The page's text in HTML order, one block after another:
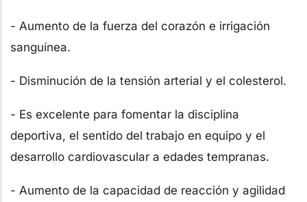
- Aumento de la fuerza del corazón e irrigación
sanguínea.
- Disminución de la tensión arterial y el colesterol.
- Es excelente para fomentar la disciplina
deportiva, el sentido del trabajo en equipo y el
desarrollo cardiovascular a edades tempranas.
- Aumento de la capacidad de reacción y agilidad